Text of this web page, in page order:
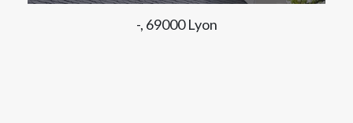
-, 69000 Lyon